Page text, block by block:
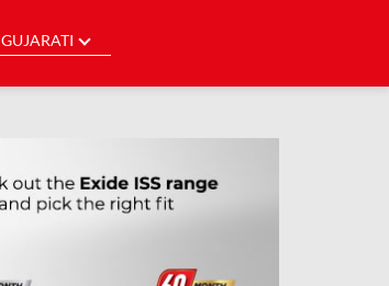
GUJARATI